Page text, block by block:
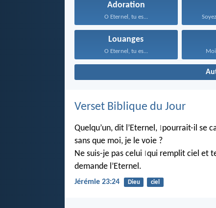
Adoration
O Eternel, tu es...
Louanges
O Eternel, tu es...
Verset Biblique du Jour
Quelqu’un, dit l’Eternel, pourrait-il se
sans que moi, je le voie ?
Ne suis-je pas celui qui remplit ciel et
demande l’Eternel.
Jérémie 23:24 Dieu ciel